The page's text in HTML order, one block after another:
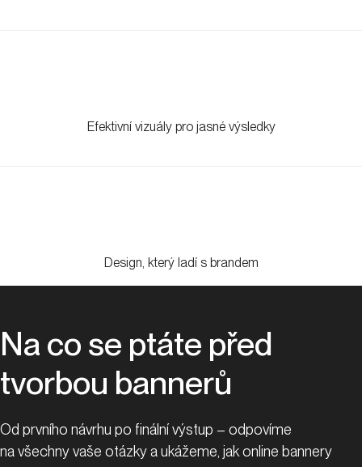
Efektivní vizuály pro jasné výsledky
Design, který ladí s brandem
Na co se ptáte před
tvorbou bannerů
Od prvního návrhu po finální výstup – odpovíme
na všechny vaše otázky a ukážeme, jak online bannery